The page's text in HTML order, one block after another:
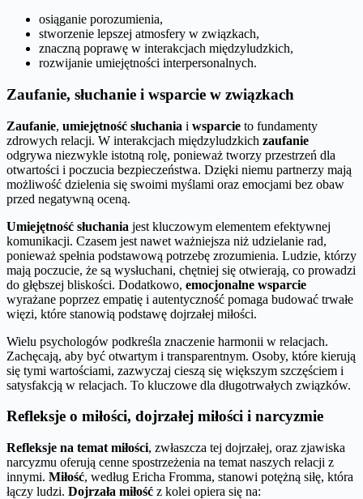
osiąganie porozumienia,
stworzenie lepszej atmosfery w związkach,
znaczną poprawę w interakcjach międzyludzkich,
rozwijanie umiejętności interpersonalnych.
Zaufanie, słuchanie i wsparcie w związkach
Zaufanie, umiejętność słuchania i wsparcie to fundamenty
zdrowych relacji. W interakcjach międzyludzkich zaufanie
odgrywa niezwykle istotną rolę, ponieważ tworzy przestrzeń dla
otwartości i poczucia bezpieczeństwa. Dzięki niemu partnerzy mają
możliwość dzielenia się swoimi myślami oraz emocjami bez obaw
przed negatywną oceną.
Umiejętność słuchania jest kluczowym elementem efektywnej
komunikacji. Czasem jest nawet ważniejsza niż udzielanie rad,
ponieważ spełnia podstawową potrzebę zrozumienia. Ludzie, którzy
mają poczucie, że są wysłuchani, chętniej się otwierają, co prowadzi
do głębszej bliskości. Dodatkowo, emocjonalne wsparcie
wyrażane poprzez empatię i autentyczność pomaga budować trwałe
więzi, które stanowią podstawę dojrzałej miłości.
Wielu psychologów podkreśla znaczenie harmonii w relacjach.
Zachęcają, aby być otwartym i transparentnym. Osoby, które kierują
się tymi wartościami, zazwyczaj cieszą się większym szczęściem i
satysfakcją w relacjach. To kluczowe dla długotrwałych związków.
Refleksje o miłości, dojrzałej miłości i narcyzmie
Refleksje na temat miłości, zwłaszcza tej dojrzałej, oraz zjawiska
narcyzmu oferują cenne spostrzeżenia na temat naszych relacji z
innymi. Miłość, według Ericha Fromma, stanowi potężną siłę, która
łączy ludzi. Dojrzała miłość z kolei opiera się na: